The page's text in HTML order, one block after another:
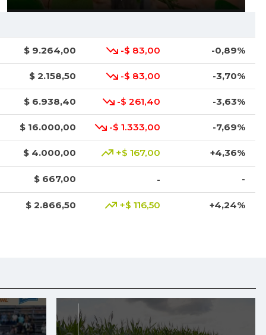
$ 9.264,00 -$ 83,00 -0,89%
$ 2.158,50 -$ 83,00 -3,70%
$ 6.938,40 -$ 261,40 -3,63%
$ 16.000,00 -$ 1.333,00 -7,69%
$ 4.000,00 +$ 167,00 +4,36%
$ 667,00 - -
$ 2.866,50 +$ 116,50 +4,24%
$ 4.675,00